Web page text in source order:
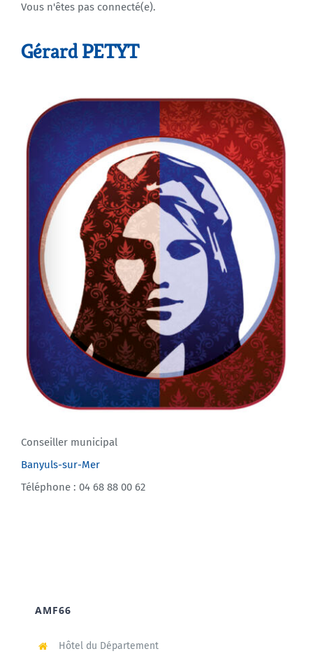
Agenda
Vous n'êtes pas connecté(e).
Gérard PETYT
Conseiller municipal
Banyuls-sur-Mer
Téléphone : 04 68 88 00 62
AMF66
Hôtel du Département